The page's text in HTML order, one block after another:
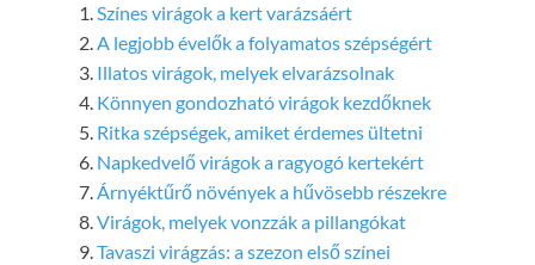
Színes virágok a kert varázsáért
A legjobb évelők a folyamatos szépségért
Illatos virágok, melyek elvarázsolnak
Könnyen gondozható virágok kezdőknek
Ritka szépségek, amiket érdemes ültetni
Napkedvelő virágok a ragyogó kertekért
Árnyéktűrő növények a hűvösebb részekre
Virágok, melyek vonzzák a pillangókat
Tavaszi virágzás: a szezon első színei